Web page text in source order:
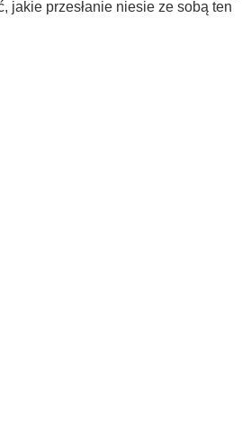
jakie przesłanie niesie ze sobą ten